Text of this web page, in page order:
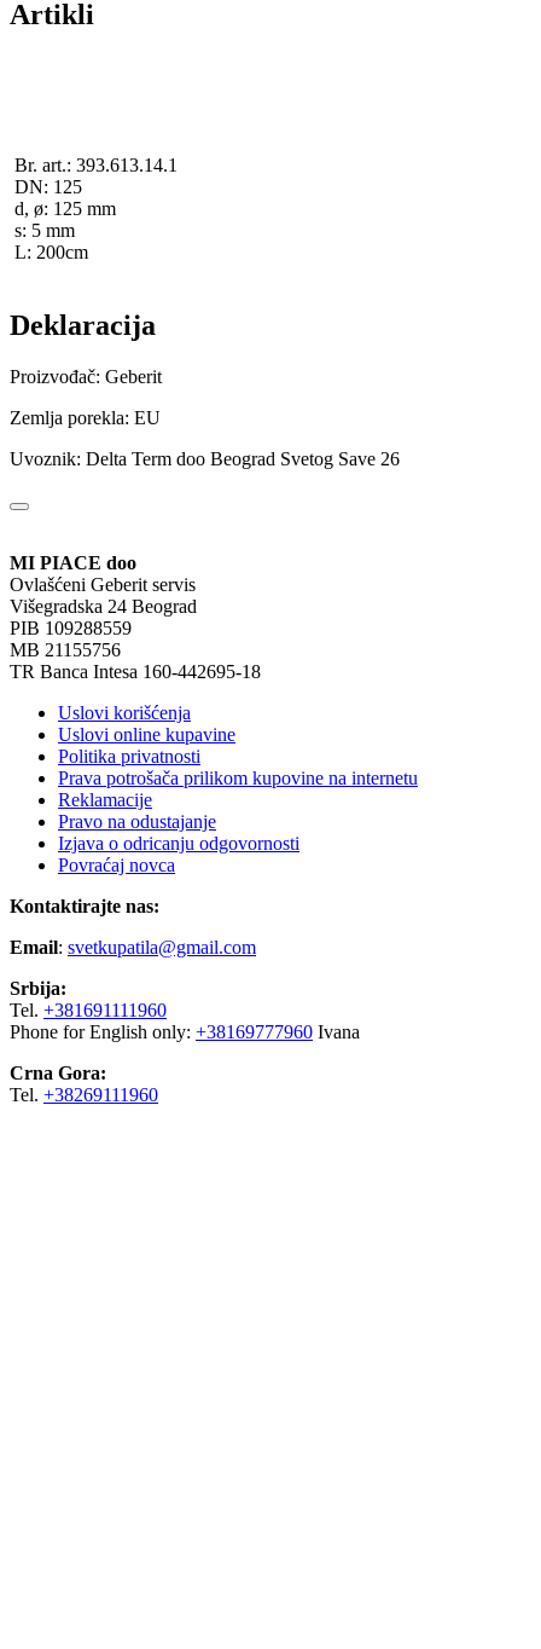
Artikli
Br. art.: 393.613.14.1
DN: 125
d, ø: 125 mm
s: 5 mm
L: 200cm
Deklaracija
Proizvođač: Geberit
Zemlja porekla: EU
Uvoznik: Delta Term doo Beograd Svetog Save 26
MI PIACE doo
Ovlašćeni Geberit servis
Višegradska 24 Beograd
PIB 109288559
MB 21155756
TR Banca Intesa 160-442695-18
Uslovi korišćenja
Uslovi online kupavine
Politika privatnosti
Prava potrošača prilikom kupovine na internetu
Reklamacije
Pravo na odustajanje
Izjava o odricanju odgovornosti
Povraćaj novca
Kontaktirajte nas:
Email: svetkupatila@gmail.com
Srbija:
Tel. +381691111960
Phone for English only: +38169777960 Ivana
Crna Gora:
Tel. +38269111960